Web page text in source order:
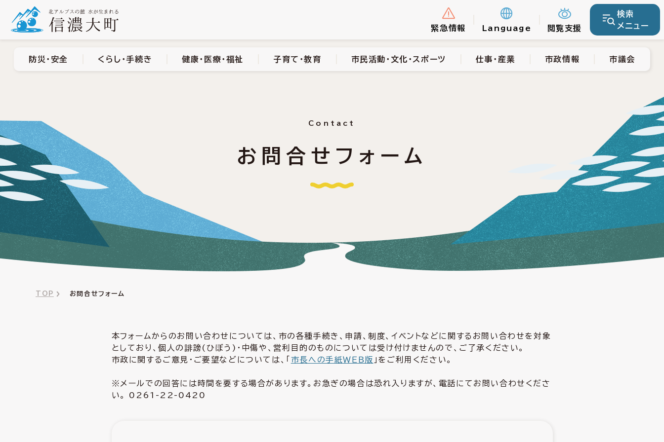
緊急情報 Language 閲覧支援
検索
メニュー
市民活動・文化・スポーツ 市政情報 市議会
防災・安全 くらし・手続き 健康・医療・福祉 子育て・教育 市民活動・文化・スポーツ 仕事・産業 市政情報 市議会
Contact
お問合せフォーム
TOP お問合せフォーム
本フォームからのお問い合わせについては、市の各種手続き、申請、制度、イベントなどに関するお問い合わせを対象
としており、個人の誹謗(ひぼう)・中傷や、営利目的のものについては受け付けませんので、ご了承ください。
市政に関するご意見・ご要望などについては、「 市長への手紙ＷＥＢ版 」をご利用ください。
※メールでの回答には時間を要する場合があります。お急ぎの場合は恐れ入りますが、電話にてお問い合わせくださ
い。 0261-22-0420